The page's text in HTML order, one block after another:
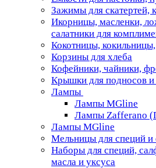
Зажимы для скатертей,
Икорницы, масленки,
салатники для
Кокотницы,
Корзины для хлеба
Кофейники, чайники,
Крышки для подносов и
Лампы
Лампы MGline
Лампы Zafferano
Лампы MGline
Мельницы для специй и
Наборы для специй,
масла и уксуса